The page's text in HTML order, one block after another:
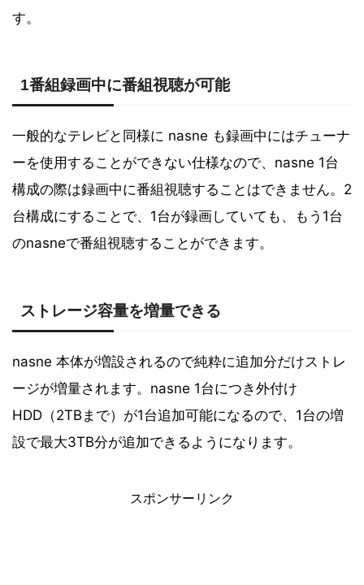
す。
1番組録画中に番組視聴が可能
一般的なテレビと同様に nasne も録画中にはチューナ
ーを使用することができない仕様なので、nasne 1台
構成の際は録画中に番組視聴することはできません。2
台構成にすることで、1台が録画していても、もう1台
のnasneで番組視聴することができます。
ストレージ容量を増量できる
nasne 本体が増設されるので純粋に追加分だけストレ
ージが増量されます。nasne 1台につき外付け
HDD（2TBまで）が1台追加可能になるので、1台の増
設で最大3TB分が追加できるようになります。
スポンサーリンク